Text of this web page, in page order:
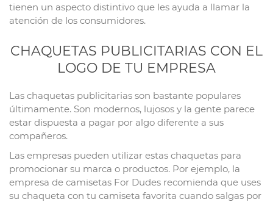
tienen un aspecto distintivo que les ayuda a llamar la
atención de los consumidores.
CHAQUETAS PUBLICITARIAS CON EL
LOGO DE TU EMPRESA
Las chaquetas publicitarias son bastante populares
últimamente. Son modernos, lujosos y la gente parece
estar dispuesta a pagar por algo diferente a sus
compañeros.
Las empresas pueden utilizar estas chaquetas para
promocionar su marca o productos. Por ejemplo, la
empresa de camisetas For Dudes recomienda que uses
su chaqueta con tu camiseta favorita cuando salgas por